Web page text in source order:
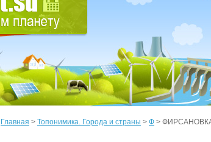
Главная > Топонимика. Города и страны > Ф >